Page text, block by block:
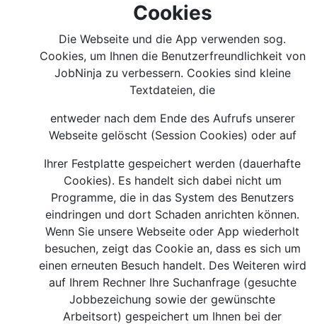
Cookies
Die Webseite und die App verwenden sog.
Cookies, um Ihnen die Benutzerfreundlichkeit von
JobNinja zu verbessern. Cookies sind kleine
Textdateien, die
entweder nach dem Ende des Aufrufs unserer
Webseite gelöscht (Session Cookies) oder auf
Ihrer Festplatte gespeichert werden (dauerhafte
Cookies). Es handelt sich dabei nicht um
Programme, die in das System des Benutzers
eindringen und dort Schaden anrichten können.
Wenn Sie unsere Webseite oder App wiederholt
besuchen, zeigt das Cookie an, dass es sich um
einen erneuten Besuch handelt. Des Weiteren wird
auf Ihrem Rechner Ihre Suchanfrage (gesuchte
Jobbezeichung sowie der gewünschte
Arbeitsort) gespeichert um Ihnen bei der